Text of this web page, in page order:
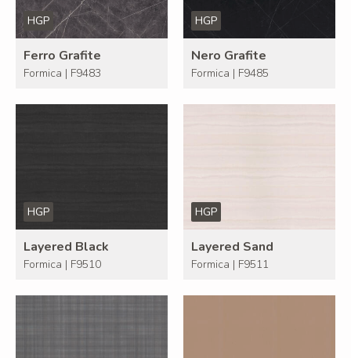
HGP
Ferro Grafite
Formica | F9483
HGP
Nero Grafite
Formica | F9485
HGP
Layered Black
Formica | F9510
HGP
Layered Sand
Formica | F9511